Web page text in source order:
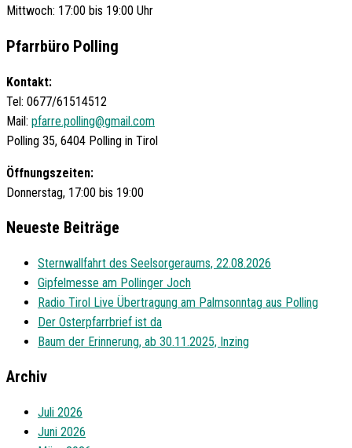
Mittwoch: 17:00 bis 19:00 Uhr
Pfarrbüro Polling
Kontakt:
Tel: 0677/61514512
Mail: pfarre.polling@gmail.com
Polling 35, 6404 Polling in Tirol
Öffnungszeiten:
Donnerstag, 17:00 bis 19:00
Neueste Beiträge
Sternwallfahrt des Seelsorgeraums, 22.08.2026
Gipfelmesse am Pollinger Joch
Radio Tirol Live Übertragung am Palmsonntag aus Polling
Der Osterpfarrbrief ist da
Baum der Erinnerung, ab 30.11.2025, Inzing
Archiv
Juli 2026
Juni 2026